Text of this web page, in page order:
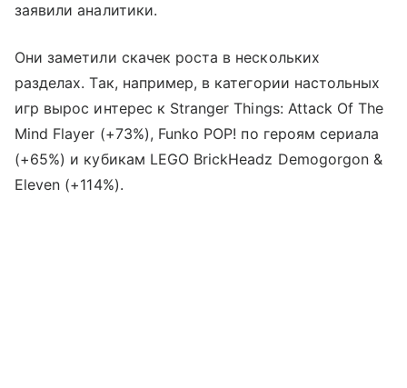
заявили аналитики.
Они заметили скачек роста в нескольких
разделах. Так, например, в категории настольных
игр вырос интерес к Stranger Things: Attack Of The
Mind Flayer (+73%), Funko POP! по героям сериала
(+65%) и кубикам LEGO BrickHeadz Demogorgon &
Eleven (+114%).